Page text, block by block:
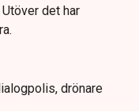
det har
drönare